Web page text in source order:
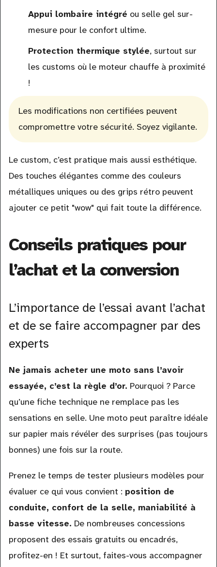
Appui lombaire intégré ou selle gel sur-
mesure pour le confort ultime.
Protection thermique stylée, surtout sur
les customs où le moteur chauffe à proximité
!
Les modifications non certifiées peuvent
compromettre votre sécurité. Soyez vigilante.
Le custom, c’est pratique mais aussi esthétique.
Des touches élégantes comme des couleurs
métalliques uniques ou des grips rétro peuvent
ajouter ce petit "wow" qui fait toute la différence.
Conseils pratiques pour
l’achat et la conversion
L’importance de l’essai avant l’achat
et de se faire accompagner par des
experts
Ne jamais acheter une moto sans l’avoir
essayée, c’est la règle d’or. Pourquoi ? Parce
qu’une fiche technique ne remplace pas les
sensations en selle. Une moto peut paraître idéale
sur papier mais révéler des surprises (pas toujours
bonnes) une fois sur la route.
Prenez le temps de tester plusieurs modèles pour
évaluer ce qui vous convient : position de
conduite, confort de la selle, maniabilité à
basse vitesse. De nombreuses concessions
proposent des essais gratuits ou encadrés,
profitez-en ! Et surtout, faites-vous accompagner